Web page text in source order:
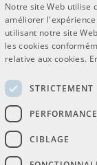
Notre site Web utilise
améliorer
utilisant notre site
les cookies
relative aux cookies.
STRICTEMENT
PERFORMANCE
CIBLAGE